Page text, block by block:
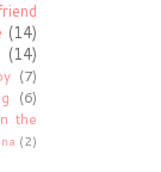
(14)
(14)
(7)
(6)
the
(2)